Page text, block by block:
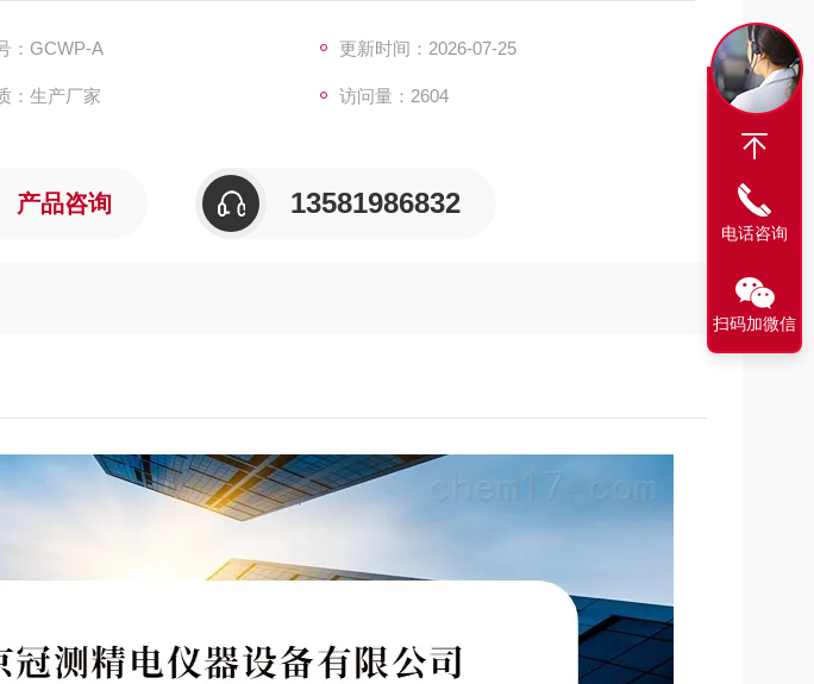
：GCWP-A
更新时间：2026-07-25
：生产厂家 访问量：2604
产品咨询 13581986832
电话咨询
扫码加微信